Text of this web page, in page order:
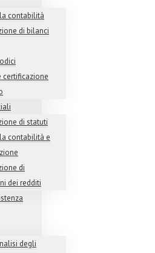
contabilità
di bilanci
certificazione
di statuti
contabilità e
di
dei redditi
degli